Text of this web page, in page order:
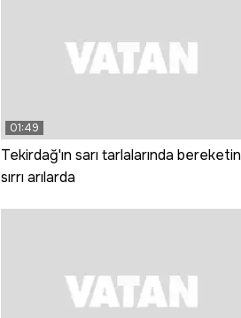
01:49
Tekirdağ'ın sarı tarlalarında bereketin
sırrı arılarda